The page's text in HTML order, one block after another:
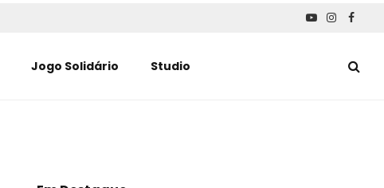
YouTube
Jogo Solidário Studio